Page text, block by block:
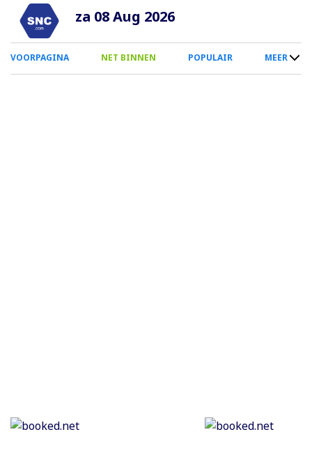
Overslaan
naar
inhoud
za 08 Aug 2026
0
Smartphone
VOORPAGINA NET BINNEN POPULAIR MEER